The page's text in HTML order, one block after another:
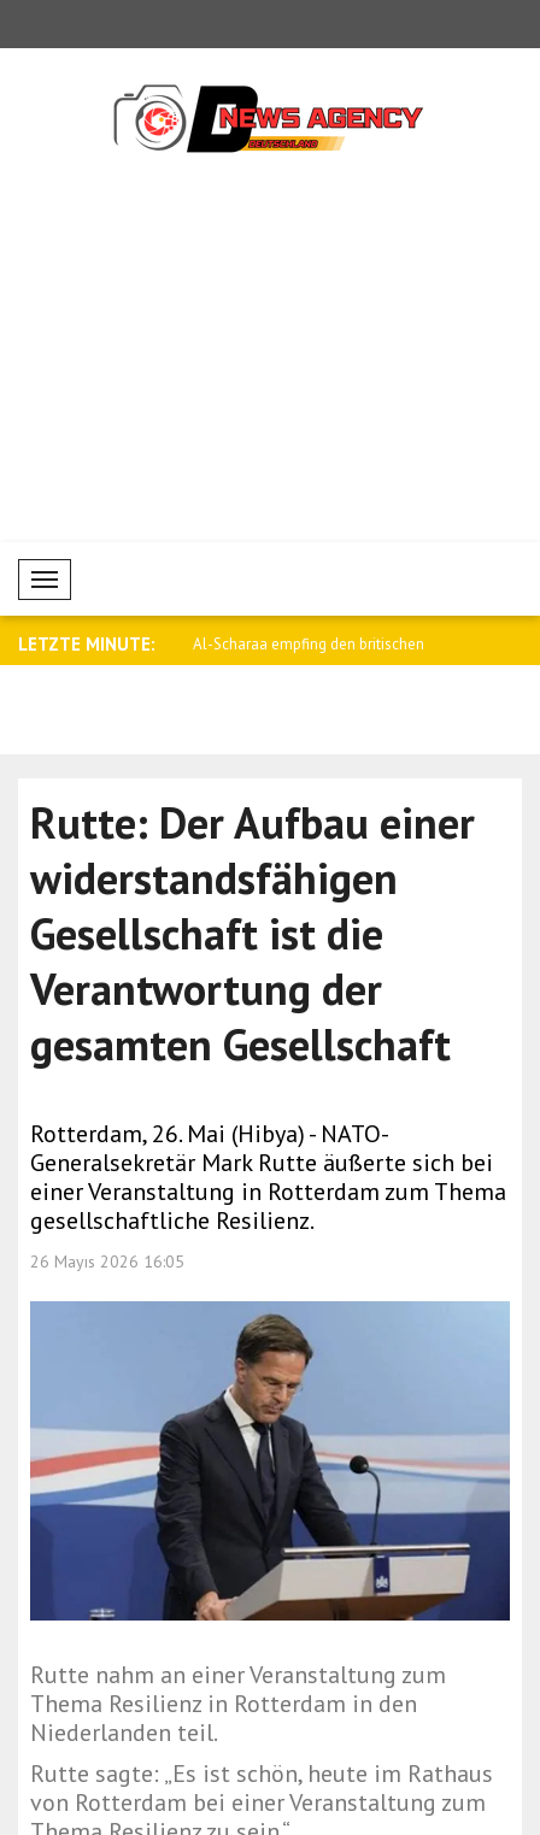
Mobil Menü
LETZTE MINUTE:
falschen Gerüchten ist Al-Scharaa empfing den britischen
Rutte: Der Aufbau einer
widerstandsfähigen
Gesellschaft ist die
Verantwortung der
gesamten Gesellschaft
Rotterdam, 26. Mai (Hibya) - NATO-
Generalsekretär Mark Rutte äußerte sich bei
einer Veranstaltung in Rotterdam zum Thema
gesellschaftliche Resilienz.
26 Mayıs 2026 16:05
Rutte nahm an einer Veranstaltung zum
Thema Resilienz in Rotterdam in den
Niederlanden teil.
Rutte sagte: „Es ist schön, heute im Rathaus
von Rotterdam bei einer Veranstaltung zum